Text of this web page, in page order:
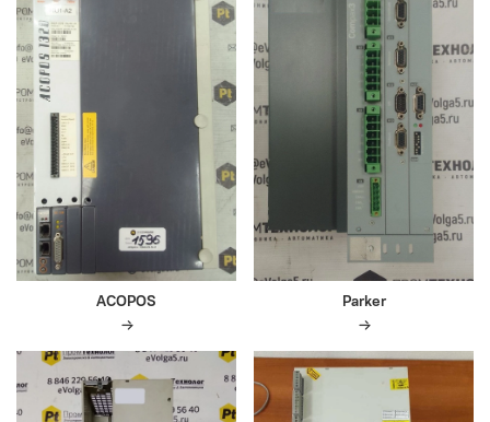
ACOPOS Parker